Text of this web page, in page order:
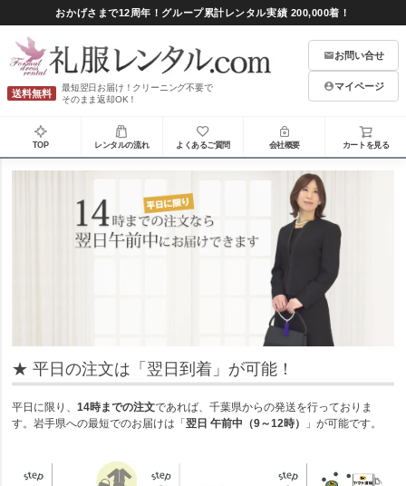
おかげさまで12周年！グループ累計レンタル実績 200,000着！
送料無料
最短翌日お届け！クリーニング不要で
そのまま返却OK！
お問い合せ
マイページ
TOP レンタルの流れ よくあるご質問 会社概要 カートを見る
★ 平日の注文は「翌日到着」が可能！
平日に限り、14時までの注文であれば、千葉県からの発送を行っておりま
す。岩手県への最短でのお届けは「翌日 午前中（9～12時） 」が可能です。